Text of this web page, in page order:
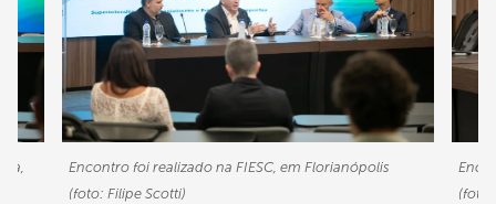
Encontro foi realizado na FIESC, em Florianópolis
(foto: Filipe Scotti)
(foto: